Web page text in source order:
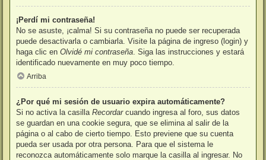
¡Perdí mi contraseña!
No se asuste, ¡calma! Si su contraseña no puede ser recuperada
puede desactivarla o cambiarla. Visite la página de ingreso (login) y
haga clic en Olvidé mi contraseña . Siga las instrucciones y estará
identificado nuevamente en muy poco tiempo.
Arriba
¿Por qué mi sesión de usuario expira automáticamente?
Si no activa la casilla Recordarcuando ingresa al foro, sus datos
se guardan en una cookie segura, que se elimina al salir de la
página o al cabo de cierto tiempo. Esto previene que su cuenta
pueda ser usada por otra persona. Para que el sistema le
reconozca automáticamente solo marque la casilla al ingresar. No